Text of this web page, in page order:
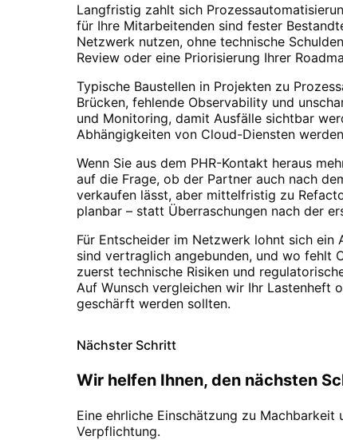
Langfristig zahlt sich
für Ihre Mitarbeitenden sind fester
Netzwerk nutzen, ohne technische
Review oder eine Priorisierung Ihrer
Typische Baustellen in Projekten zu
Brücken, fehlende Observability und
und Monitoring, damit Ausfälle sichtbar
Abhängigkeiten von Cloud-Diensten
Wenn Sie aus dem PHR-Kontakt heraus
auf die Frage, ob der Partner auch nach
verkaufen lässt, aber mittelfristig zu
planbar – statt Überraschungen nach der
Für Entscheider im Netzwerk lohnt sich ein
sind vertraglich angebunden, und wo fehlt
zuerst technische Risiken und
Auf Wunsch vergleichen wir Ihr Lastenheft
geschärft werden sollten.
Nächster Schritt
Wir helfen Ihnen, den nächsten
Eine ehrliche Einschätzung zu
Verpflichtung.